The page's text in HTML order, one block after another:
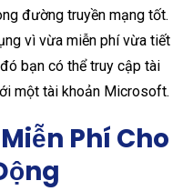
đường truyền mạng tốt.
vì vừa miễn phí vừa tiết
bạn có thể truy cập tài
một tài khoản Microsoft.
Phí Cho